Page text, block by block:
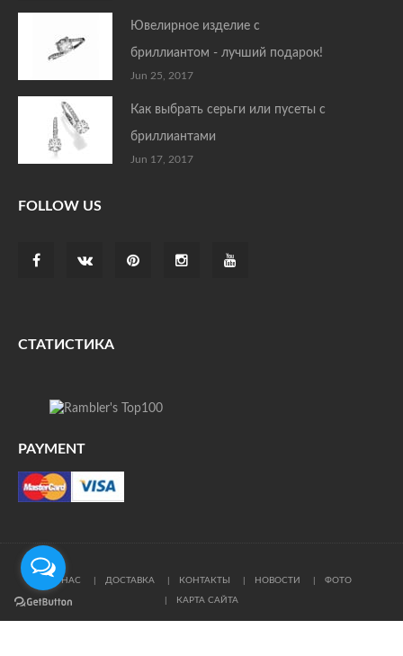
Ювелирное изделие с
бриллиантом - лучший подарок!
Jun 25, 2017
Как выбрать серьги или пусеты с
бриллиантами
Jun 17, 2017
FOLLOW US
СТАТИСТИКА
PAYMENT
О НАС ДОСТАВКА КОНТАКТЫ НОВОСТИ ФОТО
КАРТА САЙТА